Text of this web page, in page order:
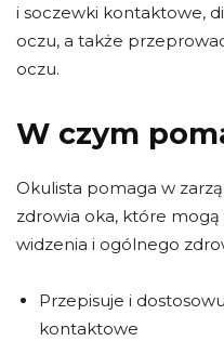
i soczewki kontaktowe,
oczu, a także
oczu.
W czym
Okulista pomaga w
zdrowia oka, które mogą
widzenia i ogólnego
Przepisuje i
kontaktowe